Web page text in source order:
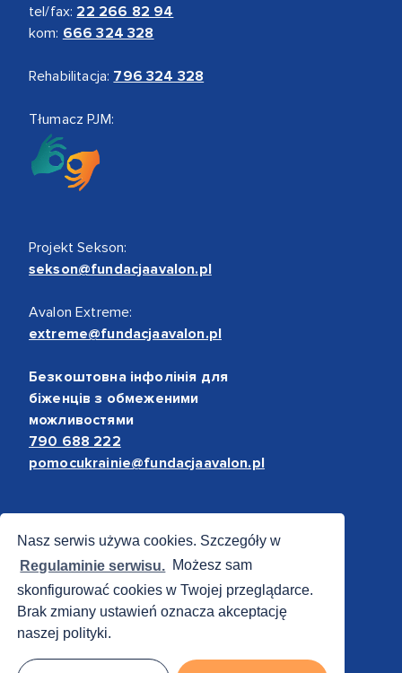
Nasz serwis używa cookies. Szczegóły w
Regulaminie serwisu. Możesz sam
skonfigurować cookies w Twojej przeglądarce.
Brak zmiany ustawień oznacza akceptację
naszej polityki.
tel/fax: 22 266 82 94
kom: 666 324 328
Rehabilitacja: 796 324 328
Tłumacz PJM:
Projekt Sekson:
sekson@fundacjaavalon.pl
Avalon Extreme:
extreme@fundacjaavalon.pl
Безкоштовна інфолінія для
біженців з обмеженими
можливостями
790 688 222
pomocukrainie@fundacjaavalon.pl
Bezpieczne płatności